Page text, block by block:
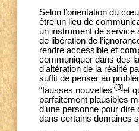
Selon l’orientation du
être un lieu de
un instrument de service
de libération de
rendre accessible et
communiquer dans des
d'altération de la réalité
suffit de penser au
“fausses nouvelles”[3]et
parfaitement plausibles
d’une personne pour
dans certains domaines